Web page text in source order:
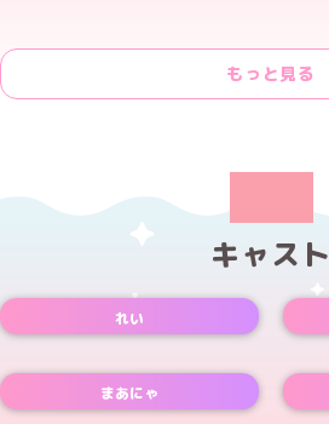
もっと見る
キャスト
れい
まあにゃ